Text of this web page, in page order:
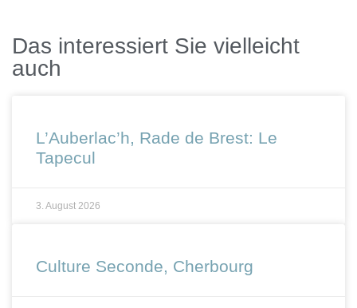
Das interessiert Sie vielleicht
auch
L’Auberlac’h, Rade de Brest: Le
Tapecul
3. August 2026
Culture Seconde, Cherbourg